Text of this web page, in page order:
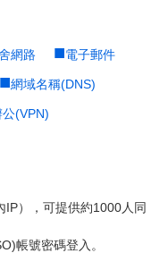
網路 電子郵件
網域名稱(DNS)
(VPN)
IP），可提供約1000人同
帳號密碼登入。